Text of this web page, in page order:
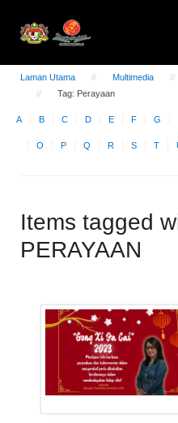
Laman Utama Multimedia
Tag: Perayaan
A B C D E F G
O P Q R S T
Items tagged
PERAYAAN